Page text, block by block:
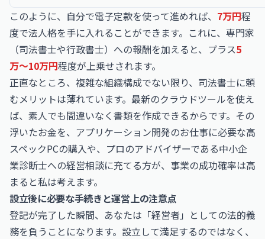
このように、自分で電子定款を使って進めれば、 7万円程
度で法人格を手に入れることができます。これに、専門家
（司法書士や行政書士）への報酬を加えると、プラス5
万〜10万円程度が上乗せされます。
正直なところ、複雑な組織構成でない限り、司法書士に頼
むメリットは薄れています。最新のクラウドツールを使え
ば、素人でも間違いなく書類を作成できるからです。その
浮いたお金を、 アプリケーション開発のお仕事に必要な高
スペックPCの購入や、プロのアドバイザーである中小企
業診断士への経営相談に充てる方が、事業の成功確率は高
まると私は考えます。
設立後に必要な手続きと運営上の注意点
登記が完了した瞬間、あなたは「経営者」としての法的義
務を負うことになります。設立して満足するのではなく、